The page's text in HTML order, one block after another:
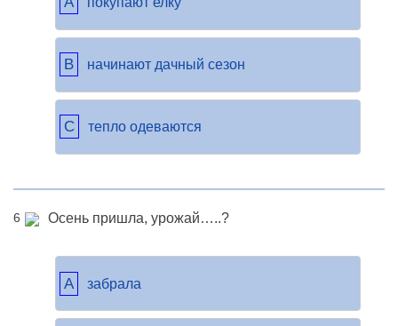
B начинают дачный сезон
C тепло одеваются
6 Осень пришла, урожай…..?
A забрала